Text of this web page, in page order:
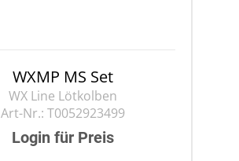
WXMP MS Set
WX Line Lötkolben
Art-Nr.: T0052923499
Login für Preis